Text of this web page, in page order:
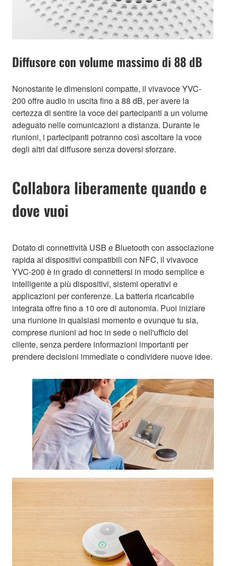
Diffusore con volume massimo di 88 dB
Nonostante le dimensioni compatte, il vivavoce YVC-
200 offre audio in uscita fino a 88 dB, per avere la
certezza di sentire la voce dei partecipanti a un volume
adeguato nelle comunicazioni a distanza. Durante le
riunioni, i partecipanti potranno così ascoltare la voce
degli altri dal diffusore senza doversi sforzare.
Collabora liberamente quando e
dove vuoi
Dotato di connettività USB e Bluetooth con associazione
rapida ai dispositivi compatibili con NFC, il vivavoce
YVC-200 è in grado di connettersi in modo semplice e
intelligente a più dispositivi, sistemi operativi e
applicazioni per conferenze. La batteria ricaricabile
integrata offre fino a 10 ore di autonomia. Puoi iniziare
una riunione in qualsiasi momento e ovunque tu sia,
comprese riunioni ad hoc in sede o nell'ufficio del
cliente, senza perdere informazioni importanti per
prendere decisioni immediate o condividere nuove idee.